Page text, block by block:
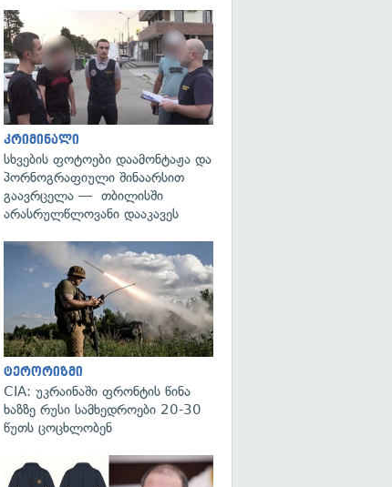
კრიმინალი
სხვების ფოტოები დაამონტაჟა და
პორნოგრაფიული შინაარსით
გაავრცელა — თბილისში
არასრულწლოვანი დააკავეს
ტერორიზმი
CIA: უკრაინაში ფრონტის წინა
ხაზზე რუსი სამხედროები 20-30
წუთს ცოცხლობენ